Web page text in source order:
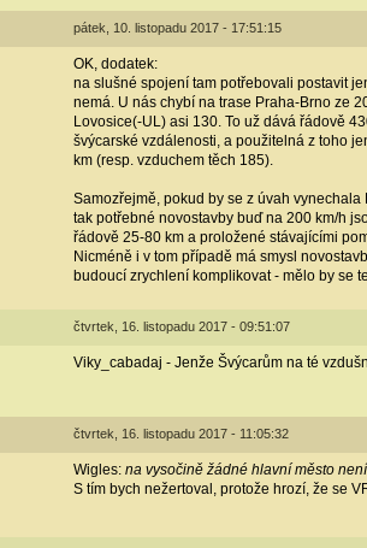
pátek, 10. listopadu 2017 - 17:51:15
OK, dodatek:
na slušné spojení tam potřebovali postavit
nemá. U nás chybí na trase Praha-Brno ze
Lovosice(-UL) asi 130. To už dává řádově
švýcarské vzdálenosti, a použitelná z toho
km (resp. vzduchem těch 185).
Samozřejmě, pokud by se z úvah
tak potřebné novostavby buď na 200 km/h
řádově 25-80 km a proložené stávajícími
Nicméně i v tom případě má smysl
budoucí zrychlení komplikovat - mělo by se
čtvrtek, 16. listopadu 2017 - 09:51:07
Viky_cabadaj - Jenže Švýcarům na té
čtvrtek, 16. listopadu 2017 - 11:05:32
Wigles: na vysočině žádné hlavní město
S tím bych nežertoval, protože hrozí, že se